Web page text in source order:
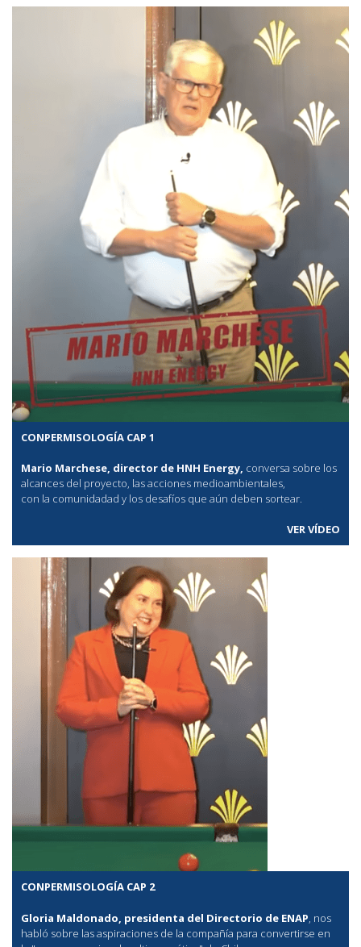
CONPERMISOLOGÍA CAP 1
Mario Marchese, director de HNH Energy, conversa sobre los
alcances del proyecto, las acciones medioambientales,
con la comunidadad y los desafíos que aún deben sortear.
VER VÍDEO
CONPERMISOLOGÍA CAP 2
Gloria Maldonado, presidenta del Directorio de ENAP , nos
habló sobre las aspiraciones de la compañía para convertirse en